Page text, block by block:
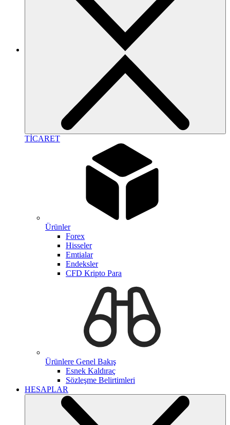
TİCARET
Ürünler
Forex
Hisseler
Emtialar
Endeksler
CFD Kripto Para
Ürünlere Genel Bakış
Esnek Kaldıraç
Sözleşme Belirtimleri
HESAPLAR